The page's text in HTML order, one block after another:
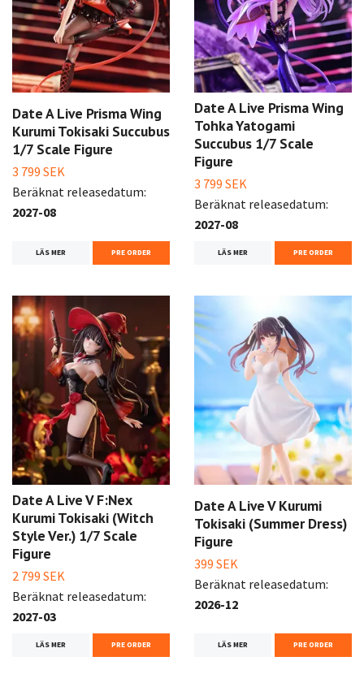
Date A Live Prisma Wing
Kurumi Tokisaki Succubus
1/7 Scale Figure
3 799 SEK
Beräknat releasedatum:
2027-08
LÄS MER PRE ORDER
Date A Live Prisma Wing
Tohka Yatogami
Succubus 1/7 Scale
Figure
3 799 SEK
Beräknat releasedatum:
2027-08
LÄS MER PRE ORDER
Date A Live V F:Nex
Kurumi Tokisaki (Witch
Style Ver.) 1/7 Scale
Figure
2 799 SEK
Beräknat releasedatum:
2027-03
LÄS MER PRE ORDER
Date A Live V Kurumi
Tokisaki (Summer Dress)
Figure
399 SEK
Beräknat releasedatum:
2026-12
LÄS MER PRE ORDER